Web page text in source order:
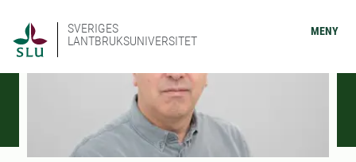
SVERIGES
LANTBRUKSUNIVERSITET
MENY